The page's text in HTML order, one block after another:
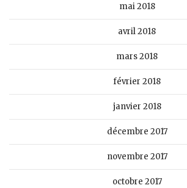
mai 2018
avril 2018
mars 2018
février 2018
janvier 2018
décembre 2017
novembre 2017
octobre 2017